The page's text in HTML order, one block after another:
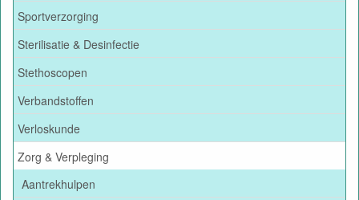
Sportverzorging
Sterilisatie & Desinfectie
Stethoscopen
Verbandstoffen
Verloskunde
Zorg & Verpleging
Aantrekhulpen